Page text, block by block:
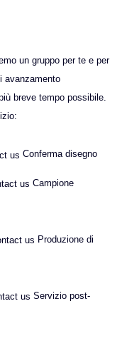
un gruppo per te e per
avanzamento
breve tempo possibile.
Conferma disegno
Campione
Produzione di
Servizio post-